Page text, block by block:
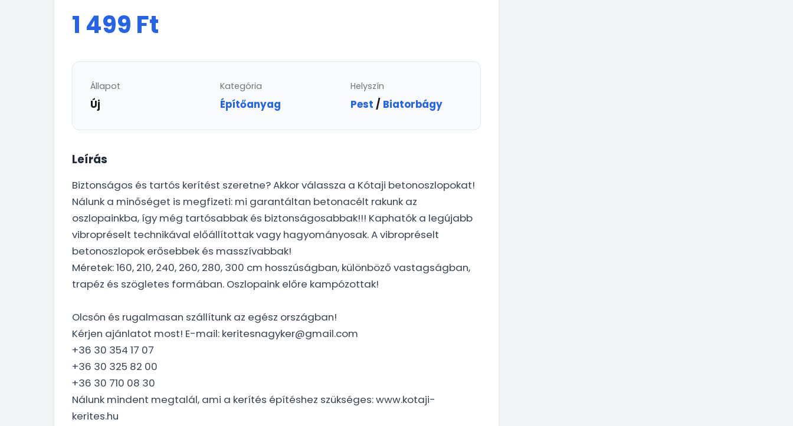
1 499 Ft
Állapot
Új
Kategória
Építőanyag
Helyszín
Pest / Biatorbágy
Leírás
Biztonságos és tartós kerítést szeretne? Akkor válassza a Kótaji betonoszlopokat!
Nálunk a minőséget is megfizeti: mi garantáltan betonacélt rakunk az
oszlopainkba, így még tartósabbak és biztonságosabbak!!! Kaphatók a legújabb
vibropréselt technikával előállítottak vagy hagyományosak. A vibropréselt
betonoszlopok erősebbek és masszívabbak!
Méretek: 160, 210, 240, 260, 280, 300 cm hosszúságban, különböző vastagságban,
trapéz és szögletes formában. Oszlopaink előre kampózottak!
Olcsón és rugalmasan szállítunk az egész országban!
Kérjen ajánlatot most! E-mail: keritesnagyker@gmail.com
+36 30 354 17 07
+36 30 325 82 00
+36 30 710 08 30
Nálunk mindent megtalál, ami a kerítés építéshez szükséges: www.kotaji-
kerites.hu